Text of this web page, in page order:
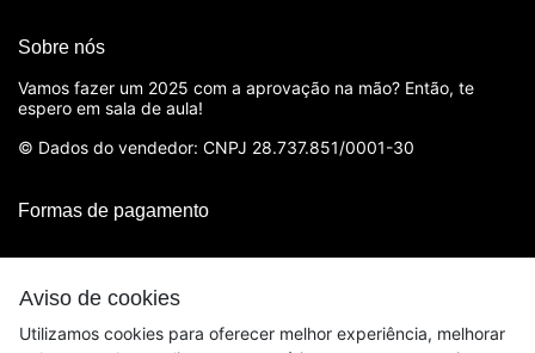
Aviso de cookies
Utilizamos cookies para oferecer melhor experiência, melhorar
Sobre nós
Vamos fazer um 2025 com a aprovação na mão? Então, te
espero em sala de aula!
© Dados do vendedor: CNPJ 28.737.851/0001-30
Formas de pagamento